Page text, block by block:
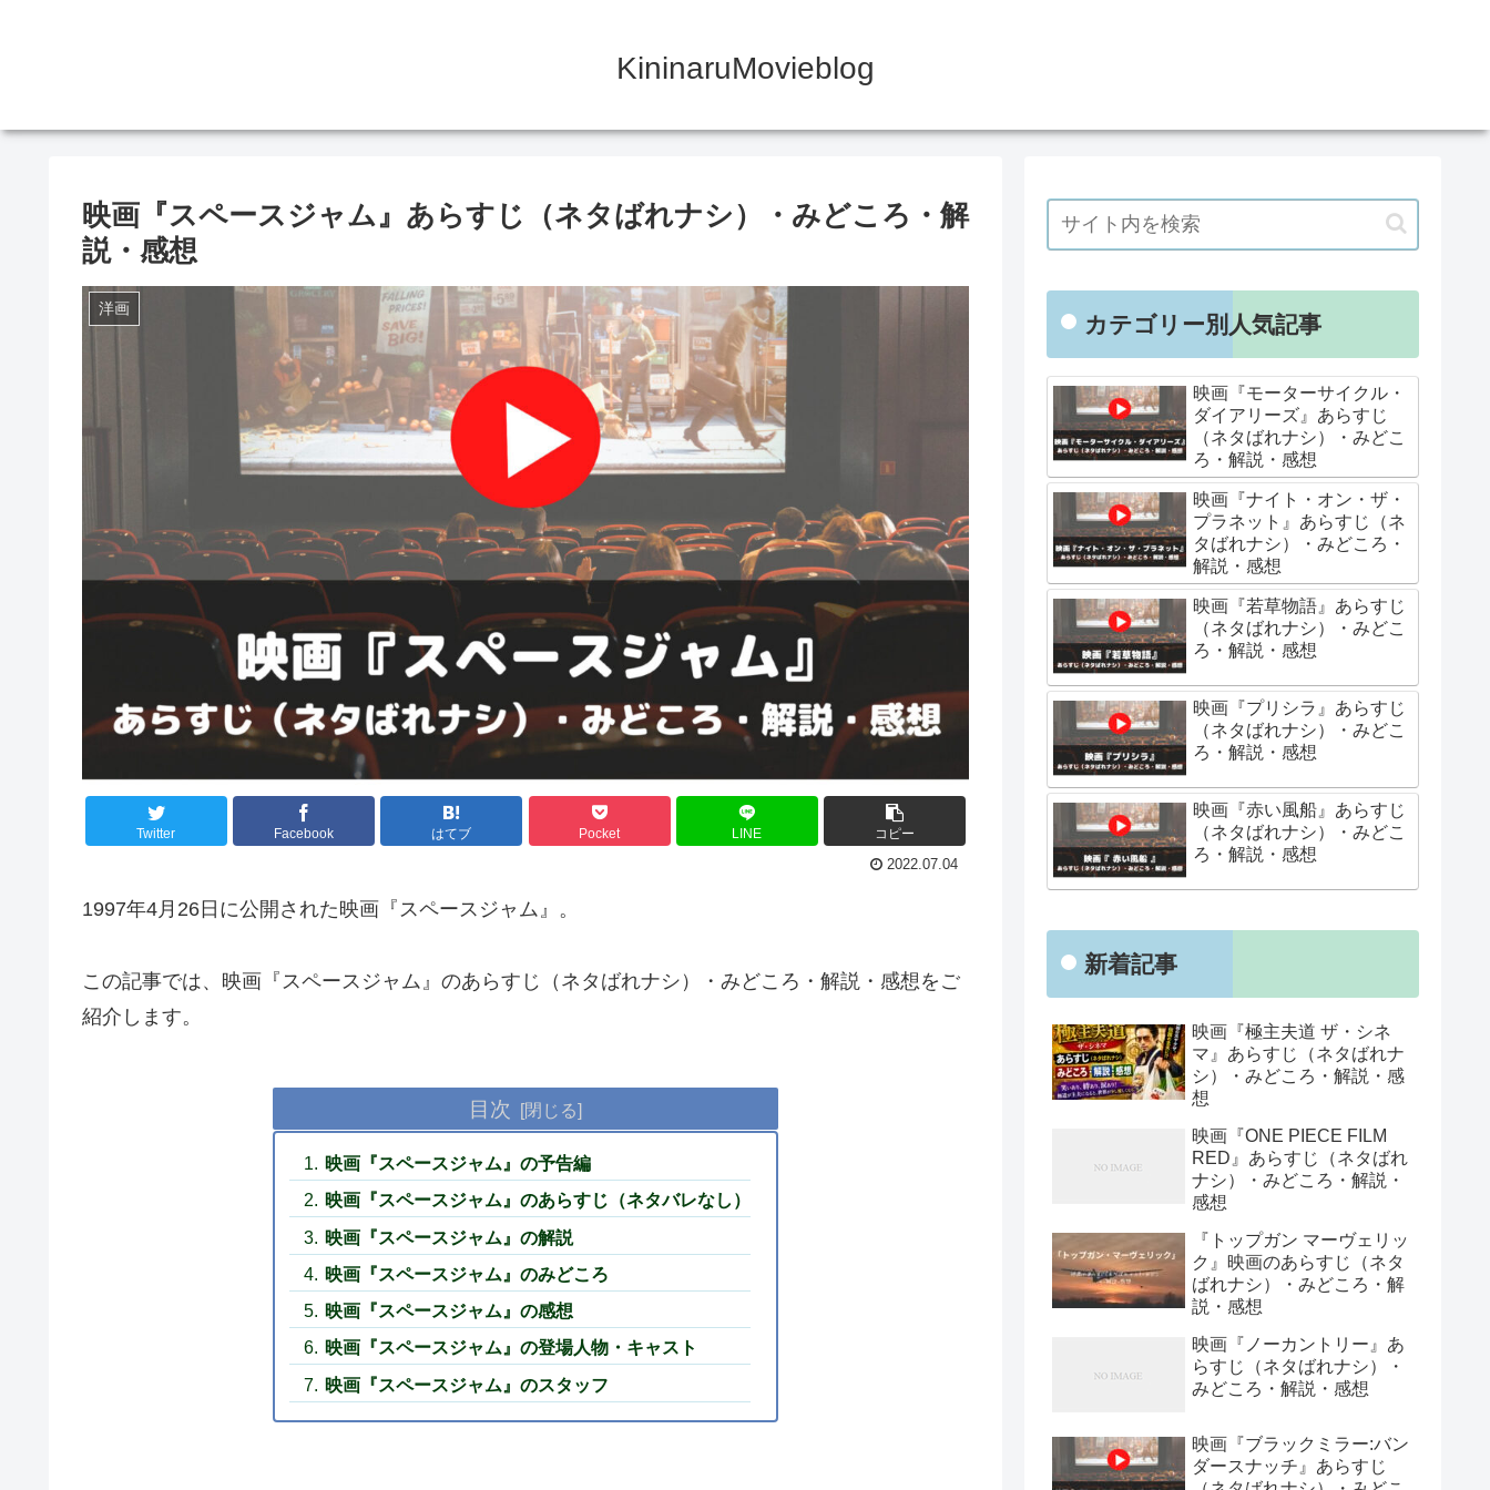
KininaruMovieblog
映画『スペースジャム』あらすじ（ネタばれナシ）・みどころ・解
説・感想
洋画
Twitter Facebook はてブ Pocket LINE コピー
2022.07.04
1997年4月26日に公開された映画『スペースジャム』。
この記事では、映画『スペースジャム』のあらすじ（ネタばれナシ）・みどころ・解説・感想をご
紹介します。
目次
映画『スペースジャム』の予告編
映画『スペースジャム』のあらすじ（ネタバレなし）
映画『スペースジャム』の解説
映画『スペースジャム』のみどころ
映画『スペースジャム』の感想
映画『スペースジャム』の登場人物・キャスト
映画『スペースジャム』のスタッフ
カテゴリー別人気記事
映画『モーターサイクル・
ダイアリーズ』あらすじ
（ネタばれナシ）・みどこ
ろ・解説・感想
映画『ナイト・オン・ザ・
プラネット』あらすじ（ネ
タばれナシ）・みどころ・
解説・感想
映画『若草物語』あらすじ
（ネタばれナシ）・みどこ
ろ・解説・感想
映画『プリシラ』あらすじ
（ネタばれナシ）・みどこ
ろ・解説・感想
映画『赤い風船』あらすじ
（ネタばれナシ）・みどこ
ろ・解説・感想
新着記事
映画『極主夫道 ザ・シネ
マ』あらすじ（ネタばれナ
シ）・みどころ・解説・感
想
映画『ONE PIECE FILM
RED』あらすじ（ネタばれ
ナシ）・みどころ・解説・
感想
『トップガン マーヴェリッ
ク』映画のあらすじ（ネタ
ばれナシ）・みどころ・解
説・感想
映画『ノーカントリー』あ
らすじ（ネタばれナシ）・
みどころ・解説・感想
映画『ブラックミラー:バン
ダースナッチ』あらすじ